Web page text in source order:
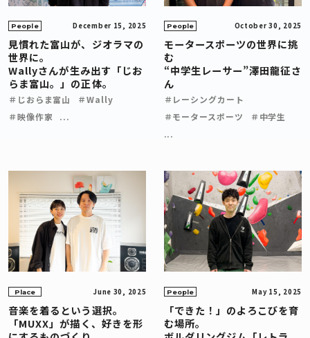
People December 15, 2025
見慣れた富山が、ジオラマの
世界に。
Wallyさんが生み出す「じお
らま富山。」の正体。
＃じおらま富山
＃Wally
＃映像作家
...
People October 30, 2025
モータースポーツの世界に挑
む
“中学生レーサー”澤田龍征さ
ん
＃レーシングカート
＃モータースポーツ
＃中学生
...
Place June 30, 2025
音楽を着るという選択。
「MUXX」が描く、好きを形
People May 15, 2025
「できた！」のよろこびを育
む場所。